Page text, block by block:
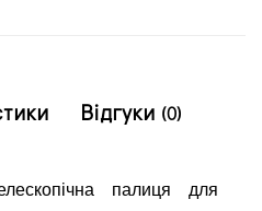
Відгуки (0)
палиця для